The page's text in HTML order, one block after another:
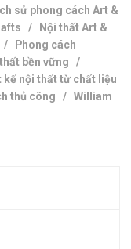
sử phong cách Art &
/
Nội thất Art &
/
Phong cách
bền vững /
kế nội thất từ chất liệu
thủ công /William